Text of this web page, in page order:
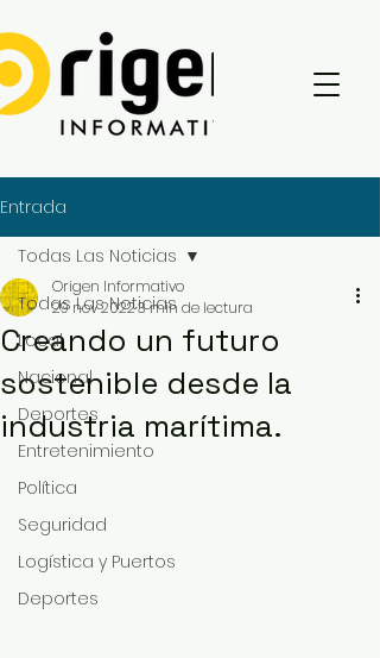
Entrada
Todas Las Noticias
Local
Nacional
Deportes
Entretenimiento
Política
Seguridad
Logística y Puertos
Deportes
Todas Las Noticias
Creando un futuro
sostenible desde la
industria marítima.
Origen Informativo
29 nov 20223 min de lectura